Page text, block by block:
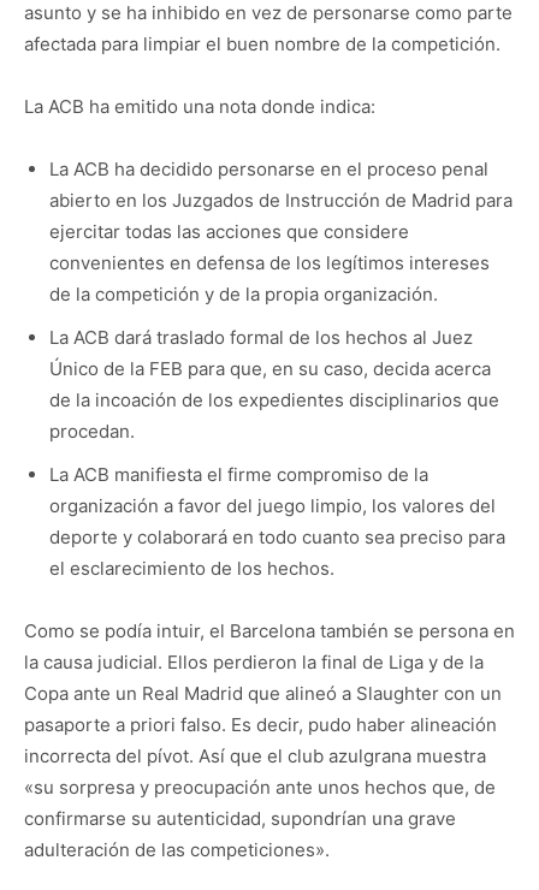
asunto y se ha inhibido en vez de personarse como parte
afectada para limpiar el buen nombre de la competición.
La ACB ha emitido una nota donde indica:
La ACB ha decidido personarse en el proceso penal
abierto en los Juzgados de Instrucción de Madrid para
ejercitar todas las acciones que considere
convenientes en defensa de los legítimos intereses
de la competición y de la propia organización.
La ACB dará traslado formal de los hechos al Juez
Único de la FEB para que, en su caso, decida acerca
de la incoación de los expedientes disciplinarios que
procedan.
La ACB manifiesta el firme compromiso de la
organización a favor del juego limpio, los valores del
deporte y colaborará en todo cuanto sea preciso para
el esclarecimiento de los hechos.
Como se podía intuir, el Barcelona también se persona en
la causa judicial. Ellos perdieron la final de Liga y de la
Copa ante un Real Madrid que alineó a Slaughter con un
pasaporte a priori falso. Es decir, pudo haber alineación
incorrecta del pívot. Así que el club azulgrana muestra
«su sorpresa y preocupación ante unos hechos que, de
confirmarse su autenticidad, supondrían una grave
adulteración de las competiciones».